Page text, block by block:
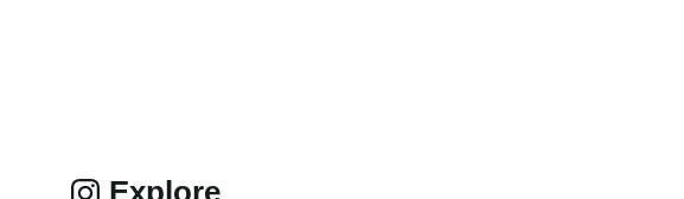
Explore